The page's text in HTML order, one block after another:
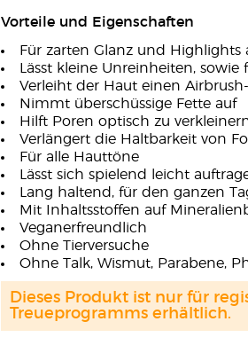
Vorteile und Eigenschaften
Für zarten Glanz und Highlights
Lässt kleine Unreinheiten,
Verleiht der Haut einen
Nimmt überschüssige Fette auf
Hilft Poren optisch zu
Verlängert die Haltbarkeit von
Für alle Hauttöne
Lässt sich spielend leicht
Lang haltend, für den ganzen
Mit Inhaltsstoffen auf
Veganerfreundlich
Ohne Tierversuche
Ohne Talk, Wismut, Parabene,
Dieses Produkt ist nur für
Treueprogramms erhältlich.